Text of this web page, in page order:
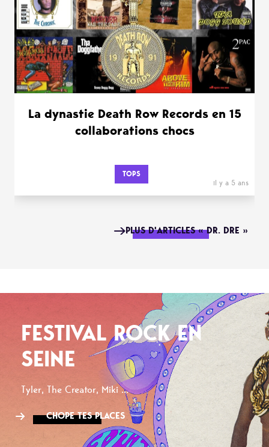
La dynastie Death Row Records en 15
collaborations chocs
TOPS
il y a 5 ans
PLUS D'ARTICLES « DR. DRE »
FESTIVAL ROCK EN
SEINE
Tyler, The Creator, Miki ...
CHOPE TES PLACES